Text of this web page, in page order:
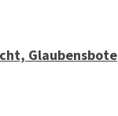
Glaubensbote